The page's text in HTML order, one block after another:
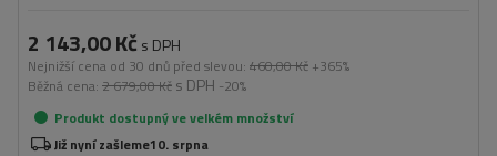
2 143,00 Kč s DPH
Nejnižší cena od 30 dnů před slevou: 460,00 Kč +365%
Běžná cena: 2 679,00 Kč s DPH -20%
Produkt dostupný ve velkém množství
Již nyní zašleme10. srpna